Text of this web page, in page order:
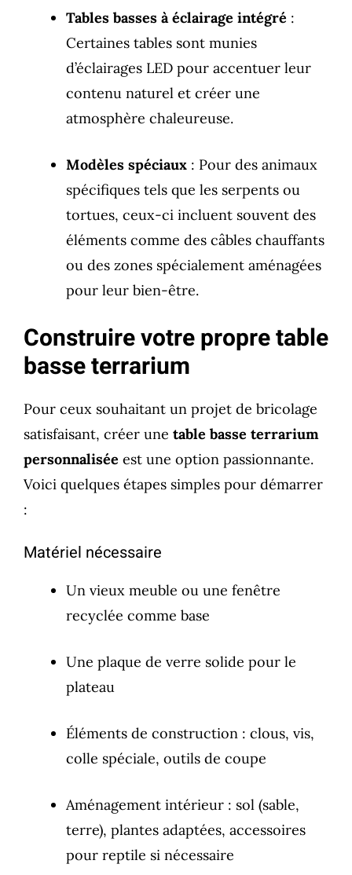
Tables basses à éclairage intégré :
Certaines tables sont munies
d’éclairages LED pour accentuer leur
contenu naturel et créer une
atmosphère chaleureuse.
Modèles spéciaux : Pour des animaux
spécifiques tels que les serpents ou
tortues, ceux-ci incluent souvent des
éléments comme des câbles chauffants
ou des zones spécialement aménagées
pour leur bien-être.
Construire votre propre table
basse terrarium
Pour ceux souhaitant un projet de bricolage
satisfaisant, créer une table basse terrarium
personnalisée est une option passionnante.
Voici quelques étapes simples pour démarrer
:
Matériel nécessaire
Un vieux meuble ou une fenêtre
recyclée comme base
Une plaque de verre solide pour le
plateau
Éléments de construction : clous, vis,
colle spéciale, outils de coupe
Aménagement intérieur : sol (sable,
terre), plantes adaptées, accessoires
pour reptile si nécessaire